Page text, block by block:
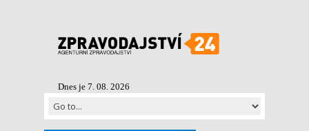
Dnes je 7. 08. 2026